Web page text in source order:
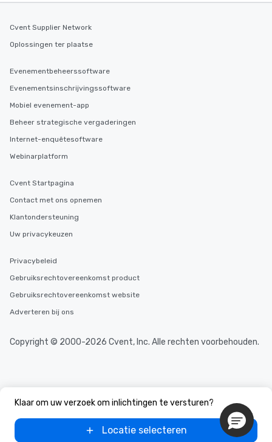
Klaar om uw verzoek om inlichtingen te versturen?
Locatie selecteren
Cvent Supplier Network
Oplossingen ter plaatse
Evenementbeheerssoftware
Evenementsinschrijvingssoftware
Mobiel evenement-app
Beheer strategische vergaderingen
Internet-enquêtesoftware
Webinarplatform
Cvent Startpagina
Contact met ons opnemen
Klantondersteuning
Uw privacykeuzen
Privacybeleid
Gebruiksrechtovereenkomst product
Gebruiksrechtovereenkomst website
Adverteren bij ons
Copyright © 2000-2026 Cvent, Inc. Alle rechten voorbehouden.